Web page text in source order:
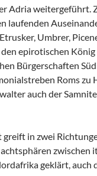
Adria weitergeführt.
laufenden
Umbrer,
epirotischen
Bürgerschaften
Roms
auch der
in zwei
zwischen
geklärt, auch